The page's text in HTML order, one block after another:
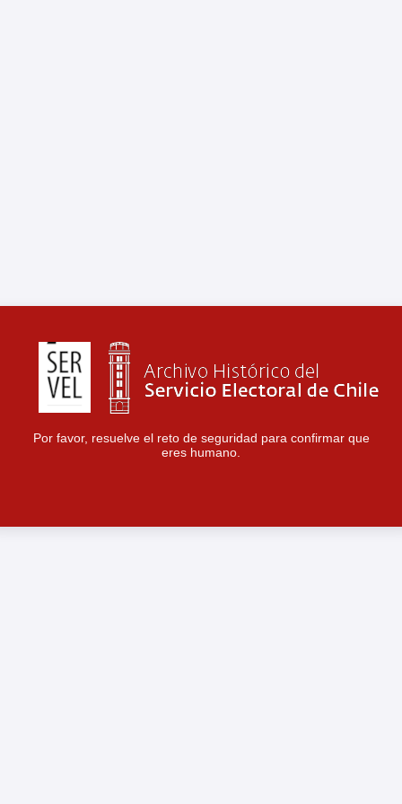
Por favor, resuelve el reto de seguridad para confirmar que
eres humano.